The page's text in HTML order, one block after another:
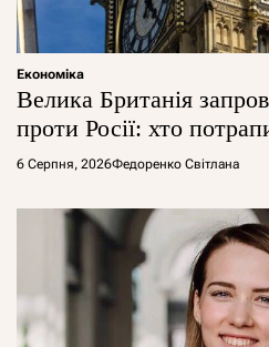
Економіка
Велика Британія
проти Росії: хто
6 Серпня, 2026Федоренко Світлана